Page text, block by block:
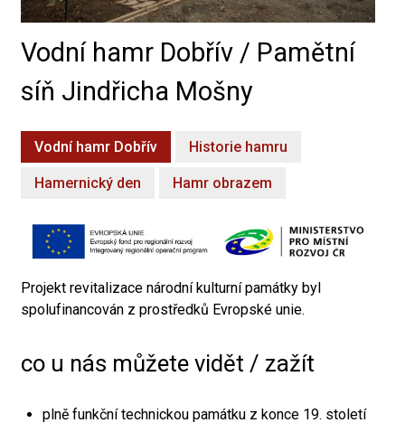
Vodní hamr Dobřív / Pamětní
síň Jindřicha Mošny
Vodní hamr Dobřív Historie hamru
Hamernický den Hamr obrazem
Projekt revitalizace národní kulturní památky byl
spolufinancován z prostředků Evropské unie.
co u nás můžete vidět / zažít
plně funkční technickou památku z konce 19. století